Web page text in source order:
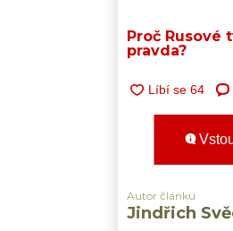
Proč Rusové
pravda?
Autor článku
Jindřich